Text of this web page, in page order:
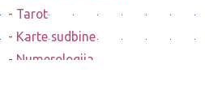
Tarot
Karte sudbine
Numerologija